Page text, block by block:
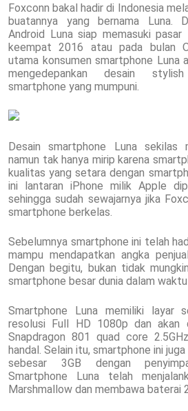
Foxconn bakal hadir di Indonesia
buatannya yang bernama Luna.
Android Luna siap memasuki
keempat 2016 atau pada bulan
utama konsumen smartphone Luna
mengedepankan desain
smartphone yang mumpuni.
Desain smartphone Luna sekilas
namun tak hanya mirip karena
kualitas yang setara dengan
ini lantaran iPhone milik Apple
sehingga sudah sewajarnya jika
smartphone berkelas.
Sebelumnya smartphone ini telah
mampu mendapatkan angka
Dengan begitu, bukan tidak
smartphone besar dunia dalam waktu
Smartphone Luna memiliki layar
resolusi Full HD 1080p dan akan
Snapdragon 801 quad core
handal. Selain itu, smartphone ini
sebesar 3GB dengan
Smartphone Luna telah
Marshmallow dan membawa baterai